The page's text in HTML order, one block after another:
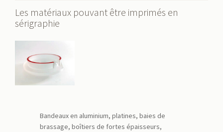
Les matériaux pouvant être imprimés en
sérigraphie
Bandeaux en aluminium, platines, baies de
brassage, boîtiers de fortes épaisseurs,